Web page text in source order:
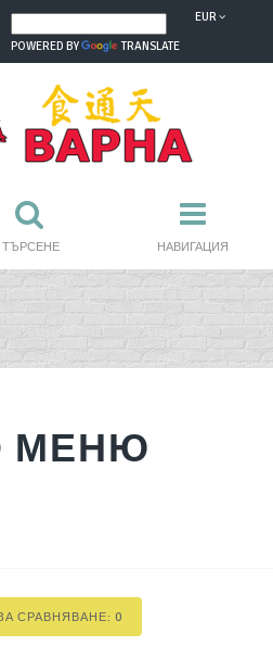
POWERED BY TRANSLATE
EUR
НАВИГАЦИЯ
ТЪРСЕНЕ
МЕНЮ
СРАВНЯВАНЕ: 0